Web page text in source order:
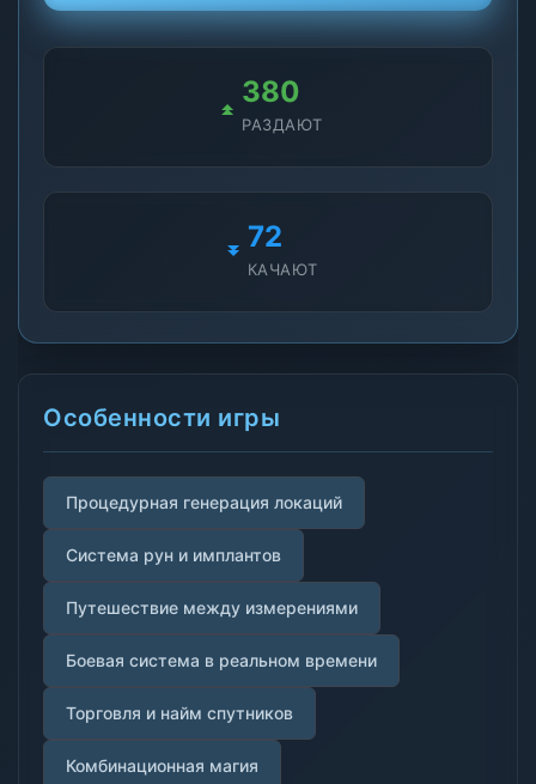
380
РАЗДАЮТ
72
КАЧАЮТ
Особенности игры
Процедурная генерация локаций
Система рун и имплантов
Путешествие между измерениями
Боевая система в реальном времени
Торговля и найм спутников
Комбинационная магия